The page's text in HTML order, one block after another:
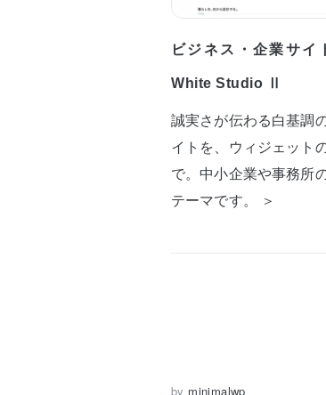
ビジネス・企業サイ
White Studio Ⅱ
誠実さが伝わる白基調
イトを、ウィジェット
で。中小企業や事務所
テーマです。 ＞
by minimalwp